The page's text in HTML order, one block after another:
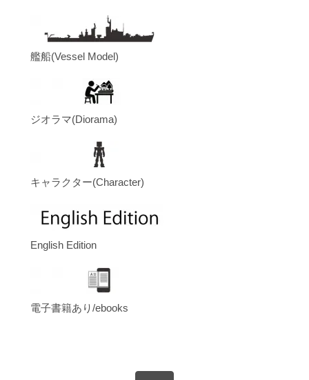
艦船(Vessel Model)
ジオラマ(Diorama)
キャラクター(Character)
English Edition
電子書籍あり/ebooks